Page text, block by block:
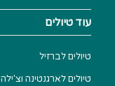
עוד טיולים
טיולים לברזיל
טיולים לארגנטינה וצ'ילה